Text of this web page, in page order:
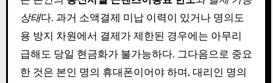
상태다. 과거 소액결제 미납 이력이 있거나 명의도
용 방지 차원에서 결제가 제한된 경우에는 아무리
급해도 당일 현금화가 불가능하다. 그다음으로 중요
한 것은 본인 명의 휴대폰이어야 하며, 대리인 명의